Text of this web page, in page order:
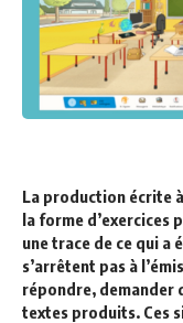
La production écrite
la forme d’exercices
une trace de ce qui a
s’arrêtent pas à
répondre, demander
textes produits. Ces